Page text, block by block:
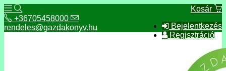
Kosár
Bejelentkezés
Regisztráció
+36705458000
rendeles@gazdakonyv.hu